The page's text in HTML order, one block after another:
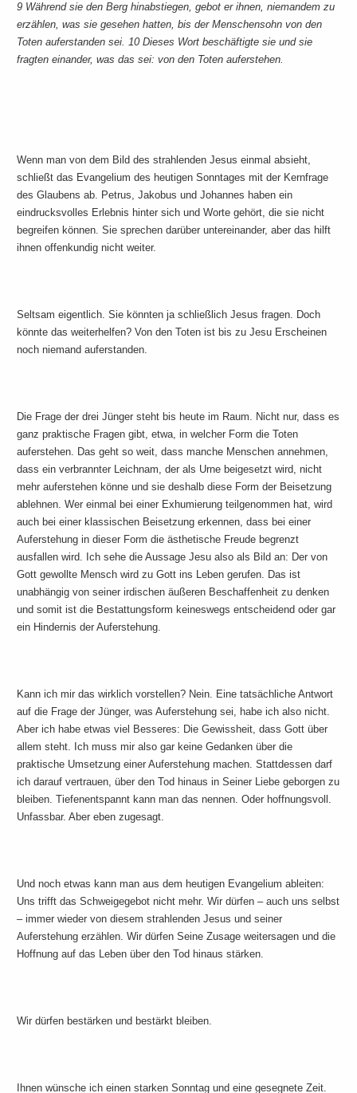
9 Während sie den Berg hinabstiegen, gebot er ihnen, niemandem zu
erzählen, was sie gesehen hatten, bis der Menschensohn von den
Toten auferstanden sei. 10 Dieses Wort beschäftigte sie und sie
fragten einander, was das sei: von den Toten auferstehen.
Wenn man von dem Bild des strahlenden Jesus einmal absieht,
schließt das Evangelium des heutigen Sonntages mit der Kernfrage
des Glaubens ab. Petrus, Jakobus und Johannes haben ein
eindrucksvolles Erlebnis hinter sich und Worte gehört, die sie nicht
begreifen können. Sie sprechen darüber untereinander, aber das hilft
ihnen offenkundig nicht weiter.
Seltsam eigentlich. Sie könnten ja schließlich Jesus fragen. Doch
könnte das weiterhelfen? Von den Toten ist bis zu Jesu Erscheinen
noch niemand auferstanden.
Die Frage der drei Jünger steht bis heute im Raum. Nicht nur, dass es
ganz praktische Fragen gibt, etwa, in welcher Form die Toten
auferstehen. Das geht so weit, dass manche Menschen annehmen,
dass ein verbrannter Leichnam, der als Urne beigesetzt wird, nicht
mehr auferstehen könne und sie deshalb diese Form der Beisetzung
ablehnen. Wer einmal bei einer Exhumierung teilgenommen hat, wird
auch bei einer klassischen Beisetzung erkennen, dass bei einer
Auferstehung in dieser Form die ästhetische Freude begrenzt
ausfallen wird. Ich sehe die Aussage Jesu also als Bild an: Der von
Gott gewollte Mensch wird zu Gott ins Leben gerufen. Das ist
unabhängig von seiner irdischen äußeren Beschaffenheit zu denken
und somit ist die Bestattungsform keineswegs entscheidend oder gar
ein Hindernis der Auferstehung.
Kann ich mir das wirklich vorstellen? Nein. Eine tatsächliche Antwort
auf die Frage der Jünger, was Auferstehung sei, habe ich also nicht.
Aber ich habe etwas viel Besseres: Die Gewissheit, dass Gott über
allem steht. Ich muss mir also gar keine Gedanken über die
praktische Umsetzung einer Auferstehung machen. Stattdessen darf
ich darauf vertrauen, über den Tod hinaus in Seiner Liebe geborgen zu
bleiben. Tiefenentspannt kann man das nennen. Oder hoffnungsvoll.
Unfassbar. Aber eben zugesagt.
Und noch etwas kann man aus dem heutigen Evangelium ableiten:
Uns trifft das Schweigegebot nicht mehr. Wir dürfen – auch uns selbst
– immer wieder von diesem strahlenden Jesus und seiner
Auferstehung erzählen. Wir dürfen Seine Zusage weitersagen und die
Hoffnung auf das Leben über den Tod hinaus stärken.
Wir dürfen bestärken und bestärkt bleiben.
Ihnen wünsche ich einen starken Sonntag und eine gesegnete Zeit.